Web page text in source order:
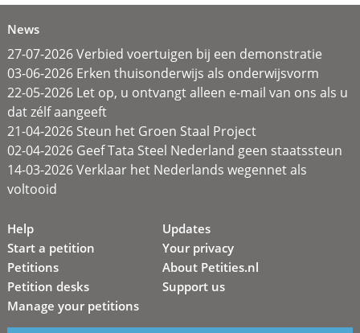
News
27-07-2026 Verbied voertuigen bij een demonstratie
03-06-2026 Erken thuisonderwijs als onderwijsvorm
22-05-2026 Let op, u ontvangt alleen e-mail van ons als u
dat zélf aangeeft
21-04-2026 Steun het Groen Staal Project
02-04-2026 Geef Tata Steel Nederland geen staatssteun
14-03-2026 Verklaar het Nederlands wegennet als
voltooid
Help
Start a petition
Petitions
Petition desks
Manage your petitions
Updates
Your privacy
About Petities.nl
Support us